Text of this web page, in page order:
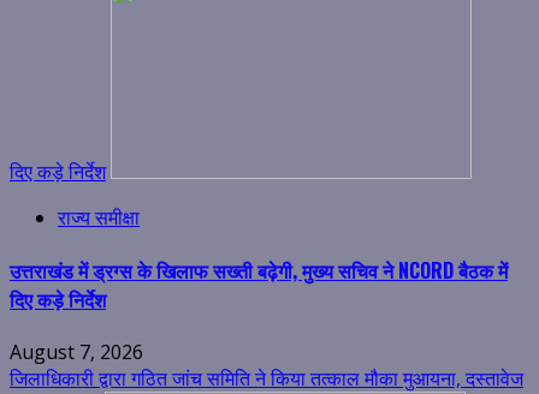
दिए कड़े निर्देश
राज्य समीक्षा
उत्तराखंड में ड्रग्स के खिलाफ सख्ती बढ़ेगी, मुख्य सचिव ने NCORD बैठक में
दिए कड़े निर्देश
August 7, 2026
जिलाधिकारी द्वारा गठित जांच समिति ने किया तत्काल मौका मुआयना, दस्तावेज